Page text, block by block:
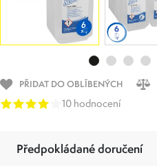
PŘIDAT DO OBLÍBENÝCH
10 hodnocení
Předpokládané doručení